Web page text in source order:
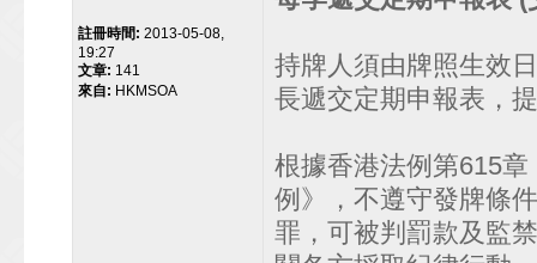
註冊時間: 2013-05-08,
19:27
文章: 141
來自: HKMSOA
持牌人須由牌照生效
長遞交定期申報表，
根據香港法例第615
例》，不遵守發牌條
罪，可被判罰款及監